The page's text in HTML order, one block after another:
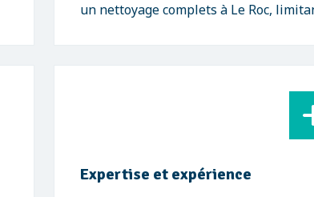
un nettoyage complets à Le Roc,
Expertise et expérience